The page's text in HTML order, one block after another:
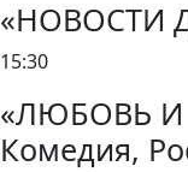
«НОВОСТИ
15:30
«ЛЮБОВЬ И
Комедия,